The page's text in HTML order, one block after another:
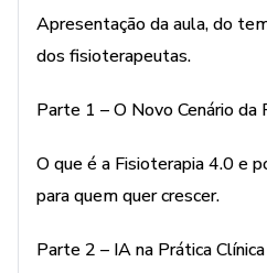
criar uma comunicação que
🔹 O que você precisa ajustar
crescimento financeiro com
🎁 Quer acessar tudo com
Apresentação da aula, do
dos fisioterapeutas.
Parte 1 – O Novo Cenário da
O que é a Fisioterapia 4.0 e
para quem quer crescer.
Parte 2 – IA na Prática Clínica